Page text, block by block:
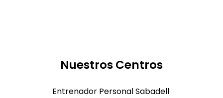
Nuestros Centros
Entrenador Personal Sabadell